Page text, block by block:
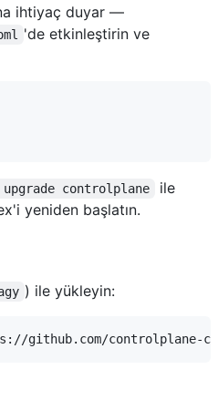
ihtiyaç duyar —
'de etkinleştirin ve
controlplane
ile
yeniden başlatın.
) ile yükleyin: